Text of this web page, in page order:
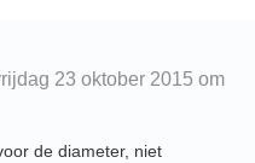
23 oktober 2015 om
de diameter, niet